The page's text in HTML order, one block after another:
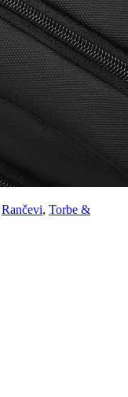
Rančevi, Torbe &